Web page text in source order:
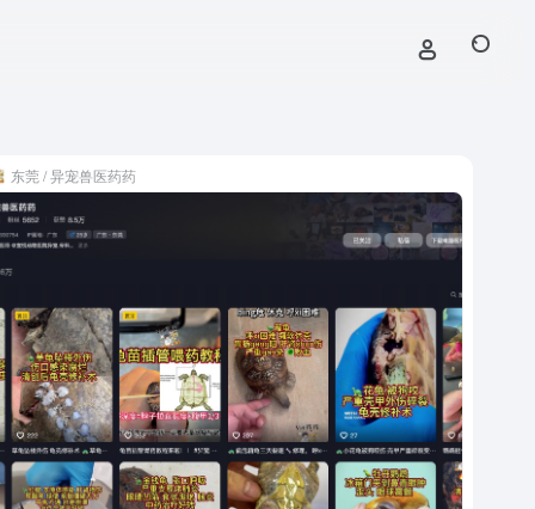
东莞 / 异宠兽医药药